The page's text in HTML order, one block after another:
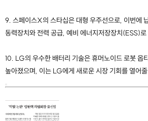
9. 스페이스X의 스타십은 대형 우주선으로, 이번에
동력장치와 전력 공급, 예비 에너지저장장치(ESS)
10. LG의 우수한 배터리 기술은 휴머노이드 로봇 옵
높아졌으며, 이는 LG에게 새로운 시장 기회를 열어